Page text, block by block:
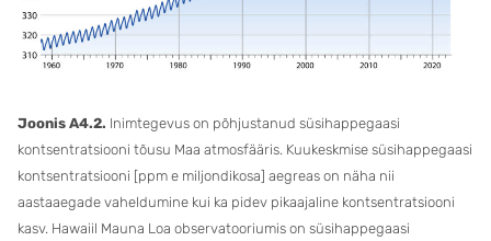
Joonis A4.2. Inimtegevus on põhjustanud süsihappegaasi
kontsentratsiooni tõusu Maa atmosfääris. Kuukeskmise süsihappegaasi
kontsentratsiooni [ppm e miljondikosa] aegreas on näha nii
aastaaegade vaheldumine kui ka pidev pikaajaline kontsentratsiooni
kasv. Hawaiil Mauna Loa observatooriumis on süsihappegaasi